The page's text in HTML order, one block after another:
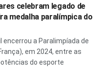
celebram legado de
medalha paralímpica do
encerrou a Paralimpíada de
em 2024, entre as
do esporte